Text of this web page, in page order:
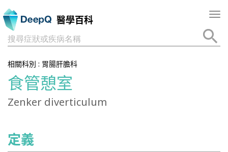
醫學百科
搜尋症狀或疾病名稱
相關科別 : 胃腸肝膽科
食管憩室
Zenker diverticulum
定義